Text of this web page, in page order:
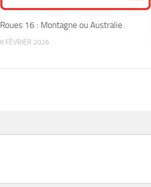
Roues 16 : Montagne ou Australie
6 FÉVRIER 2026